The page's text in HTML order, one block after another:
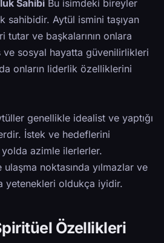
Sahibi Bu isimdeki bireyler
sahibidir. Aytül ismini taşıyan
ve başkalarının onlara
ve sosyal hayatta güvenilirlikleri
onların liderlik özelliklerini
genellikle idealist ve yaptığı
İstek ve hedeflerini
azimle ilerlerler.
noktasında yılmazlar ve
yetenekleri oldukça iyidir.
Özellikleri